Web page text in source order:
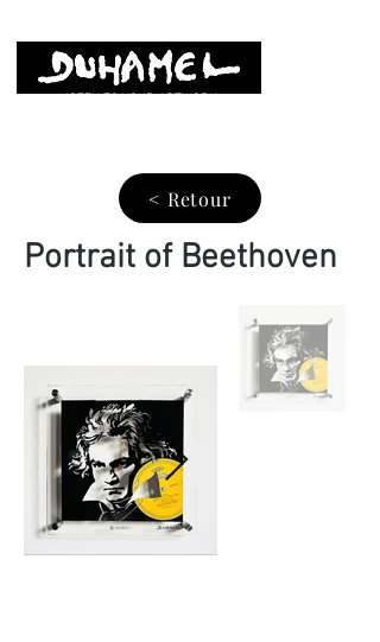
LISTEN TO YOUR ARTWORK
< Retour
Portrait of Beethoven